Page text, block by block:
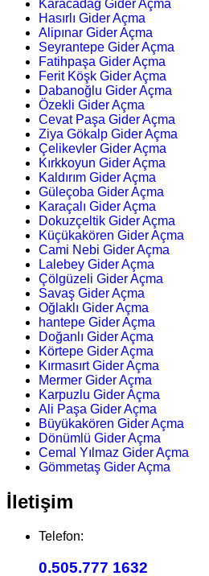
Karacadağ Gider Açma
Hasırlı Gider Açma
Alipınar Gider Açma
Seyrantepe Gider Açma
Fatihpaşa Gider Açma
Ferit Köşk Gider Açma
Dabanoğlu Gider Açma
Özekli Gider Açma
Cevat Paşa Gider Açma
Ziya Gökalp Gider Açma
Çelikevler Gider Açma
Kırkkoyun Gider Açma
Kaldırım Gider Açma
Güleçoba Gider Açma
Karaçalı Gider Açma
Dokuzçeltik Gider Açma
Küçükakören Gider Açma
Cami Nebi Gider Açma
Lalebey Gider Açma
Çölgüzeli Gider Açma
Savaş Gider Açma
Oğlaklı Gider Açma
hantepe Gider Açma
Doğanlı Gider Açma
Körtepe Gider Açma
Kırmasırt Gider Açma
Mermer Gider Açma
Karpuzlu Gider Açma
Ali Paşa Gider Açma
Büyükakören Gider Açma
Dönümlü Gider Açma
Cemal Yılmaz Gider Açma
Gömmetaş Gider Açma
İletişim
Telefon:
0.505.777 1632